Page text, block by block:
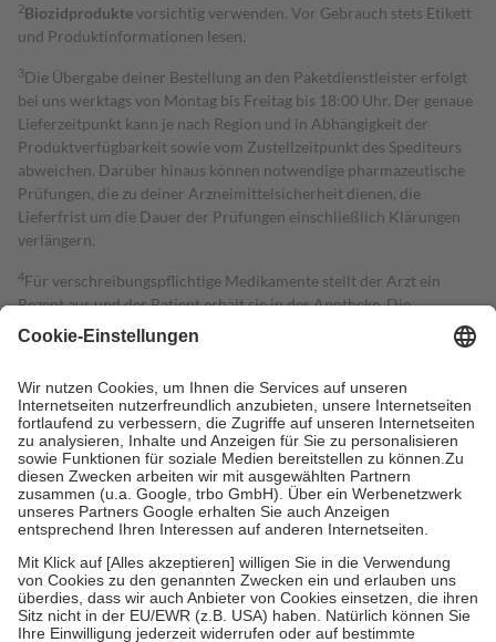
2Biozidproduktevorsichtig verwenden. Vor Gebrauch stets Etikett
und Produktinformationen lesen.
3Die Übergabe deiner Bestellung an den Paketdienstleister erfolgt
bei uns werktags von Montag bis Freitag bis 18:00 Uhr. Der genaue
Lieferzeitpunkt kann je nach Region und in Abhängigkeit der
Produktverfügbarkeit sowie vom Zustellzeitpunkt des Spediteurs
abweichen. Darüber hinaus können notwendige pharmazeutische
Prüfungen, die zu deiner Arzneimittelsicherheit dienen, die
Lieferfrist um die Dauer der Prüfungen einschließlich Klärungen
verlängern.
4Für verschreibungspflichtige Medikamente stellt der Arzt ein
Rezept aus und der Patient erhält sie in der Apotheke. Die
gesetzliche Krankenversicherung übernimmt in der Regel die
Kosten dafür, der Versicherte trägt einen Teil davon als Zuzahlung
Grundsätzlich leisten Mitglieder Zuzahlungen in Höhe von zehn
Prozent des Abgabepreises,mindestens jedochfünf Euround
höchstens zehn Euro.Es sind jedoch nie mehr als die tatsächlichen
Kosten der Leistung zu entrichten.
Diese Regeln gelten grundsätzlich auch für Online-Apotheken.
Bei Heilmitteln und häuslicher Krankenpflege beträgt die
Zuzahlung zehn Prozent der Kosten sowie zehn Euro je
Verordnung.
Um das Engagement der Versicherten für ihre eigene Gesundheit zu
stärken und die besondere Stellung der Familie zu unterstützen,
fallenkeine Zuzahlungenan bei: